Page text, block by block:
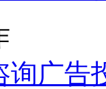
询广告